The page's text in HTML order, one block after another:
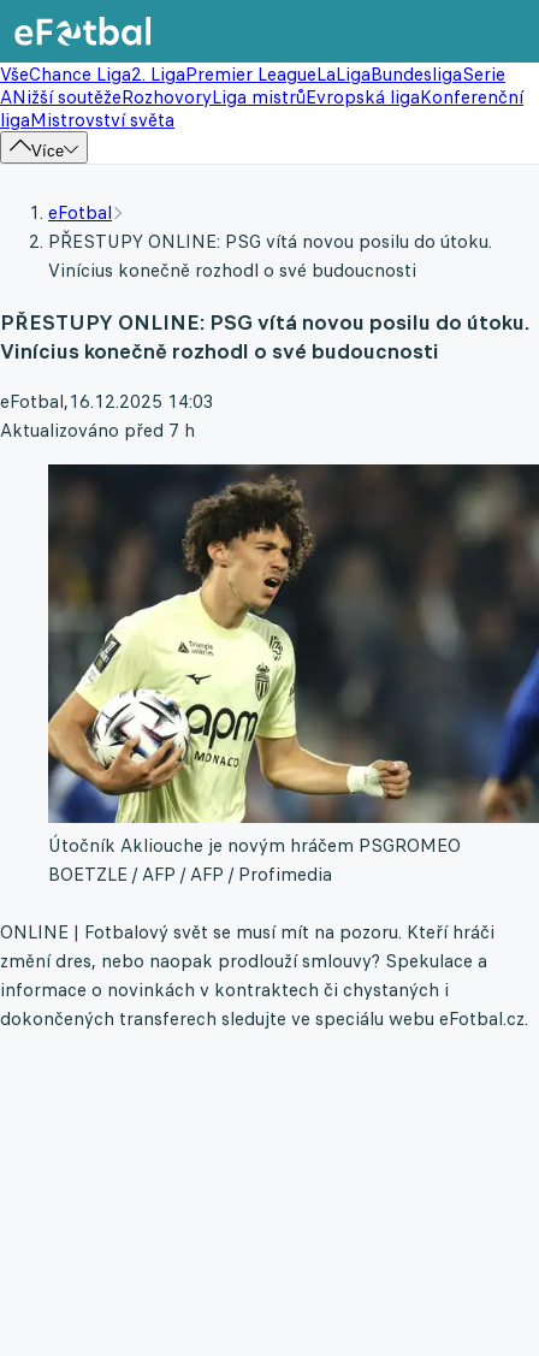
VšeChance Liga2. LigaPremier LeagueLaLigaBundesligaSerie
ANižší soutěžeRozhovoryLiga mistrůEvropská ligaKonferenční
ligaMistrovství světa
Více
eFotbal
PŘESTUPY ONLINE: PSG vítá novou posilu do útoku.
Vinícius konečně rozhodl o své budoucnosti
PŘESTUPY ONLINE: PSG vítá novou posilu do útoku.
Vinícius konečně rozhodl o své budoucnosti
eFotbal,16.12.2025 14:03
Aktualizováno před 7 h
Útočník Akliouche je novým hráčem PSGROMEO
BOETZLE / AFP / AFP / Profimedia
ONLINE | Fotbalový svět se musí mít na pozoru. Kteří hráči
změní dres, nebo naopak prodlouží smlouvy? Spekulace a
informace o novinkách v kontraktech či chystaných i
dokončených transferech sledujte ve speciálu webu eFotbal.cz.